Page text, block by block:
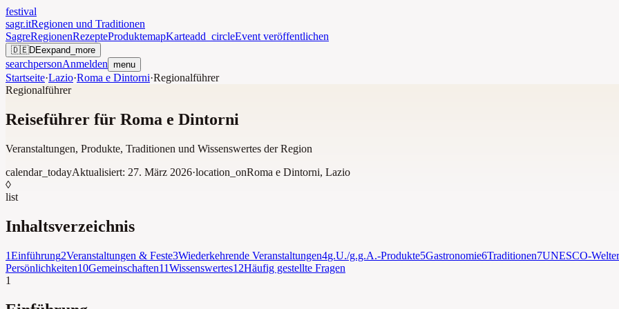
festival
sagr.itRegionen und Traditionen
SagreRegionenRezepteProduktemapKarteadd_circleEvent veröffentlichen
🇩🇪DEexpand_more
searchpersonAnmelden menu
Startseite·Lazio·Roma e Dintorni·Regionalführer
Regionalführer
Reiseführer für Roma e Dintorni
Veranstaltungen, Produkte, Traditionen und Wissenswertes der Region
calendar_todayAktualisiert: 27. März 2026·location_onRoma e Dintorni, Lazio
◊
list
Inhaltsverzeichnis
1Einführung2Veranstaltungen & Feste3Wiederkehrende Veranstaltungen4g.U./g.g.A.-Produkte5Gastronomie6Traditionen7UNESCO-
Persönlichkeiten10Gemeinschaften11Wissenswertes12Häufig gestellte Fragen
1